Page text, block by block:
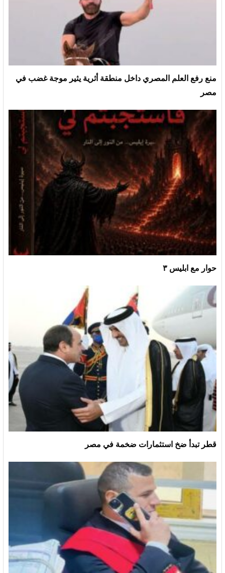
منع رفع العلم المصري داخل منطقة أثرية يثير موجة غضب في
مصر
حوار مع ابليس ٣
قطر تبدأ ضخ استثمارات ضخمة في مصر